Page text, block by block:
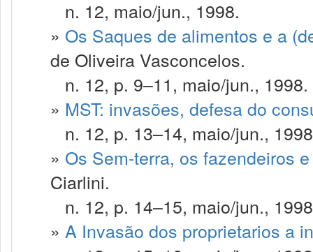
n. 12, maio/jun., 1998.
» Os Saques de alimentos e a
de Oliveira Vasconcelos.
n. 12, p. 9–11, maio/jun., 1998.
» MST: invasões, defesa do
n. 12, p. 13–14, maio/jun.,
» Os Sem-terra, os fazendeiros
Ciarlini.
n. 12, p. 14–15, maio/jun.,
» A Invasão dos proprietarios a